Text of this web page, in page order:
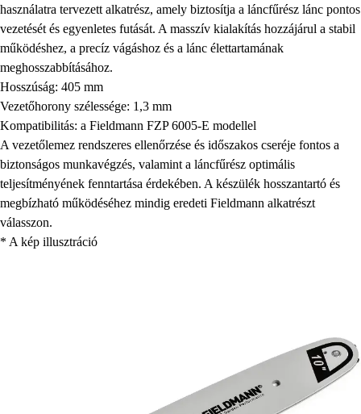
használatra tervezett alkatrész, amely biztosítja a láncfűrész lánc pontos
vezetését és egyenletes futását. A masszív kialakítás hozzájárul a stabil
működéshez, a precíz vágáshoz és a lánc élettartamának
meghosszabbításához.
Hosszúság: 405 mm
Vezetőhorony szélessége: 1,3 mm
Kompatibilitás: a Fieldmann FZP 6005-E modellel
A vezetőlemez rendszeres ellenőrzése és időszakos cseréje fontos a
biztonságos munkavégzés, valamint a láncfűrész optimális
teljesítményének fenntartása érdekében. A készülék hosszantartó és
megbízható működéséhez mindig eredeti Fieldmann alkatrészt
válasszon.
* A kép illusztráció